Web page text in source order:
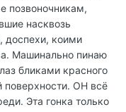
позвоночникам,
насквозь
доспехи, коими
Машинально пинаю
бликами красного
поверхности. ОН всё
Эта гонка только